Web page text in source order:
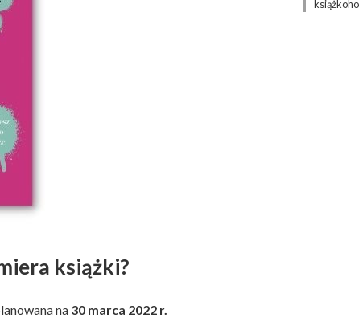
książki?
na 30 marca 2022 r.